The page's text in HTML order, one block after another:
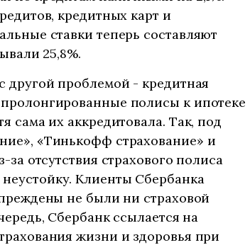
кредитных карт и
ставки теперь составляют
25,8%.
другой проблемой - кредитная
полисы к ипотеке
сама их аккредитовала. Так, под
«Тинькофф страхование» и
отсутствия страхового полиса
Клиенты Сбербанка
не были ни страховой
Сбербанк ссылается на
жизни и здоровья при